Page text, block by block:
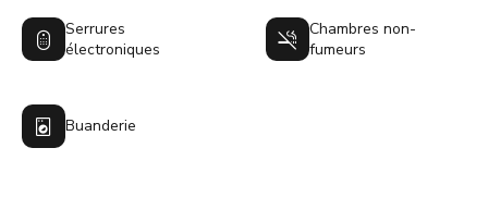
Serrures
électroniques
Chambres non-
fumeurs
Buanderie